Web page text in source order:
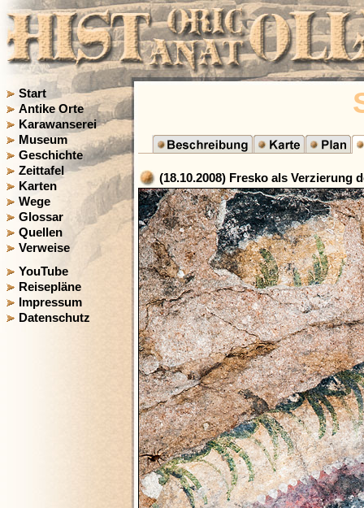
Start
Antike Orte
Karawanserei
Museum
Geschichte
Zeittafel
Karten
Wege
Glossar
Quellen
Verweise
YouTube
Reisepläne
Impressum
Datenschutz
(18.10.2008) Fresko als Verzierung